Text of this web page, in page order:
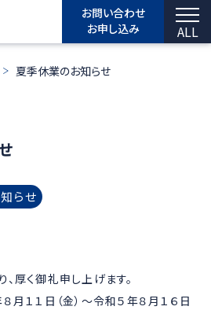
お問い合わせ
お申し込み
ALL
夏季休業のお知らせ
らせ
厚く御礼申し上げます。
月１１日（金）～令和５年８月１６日